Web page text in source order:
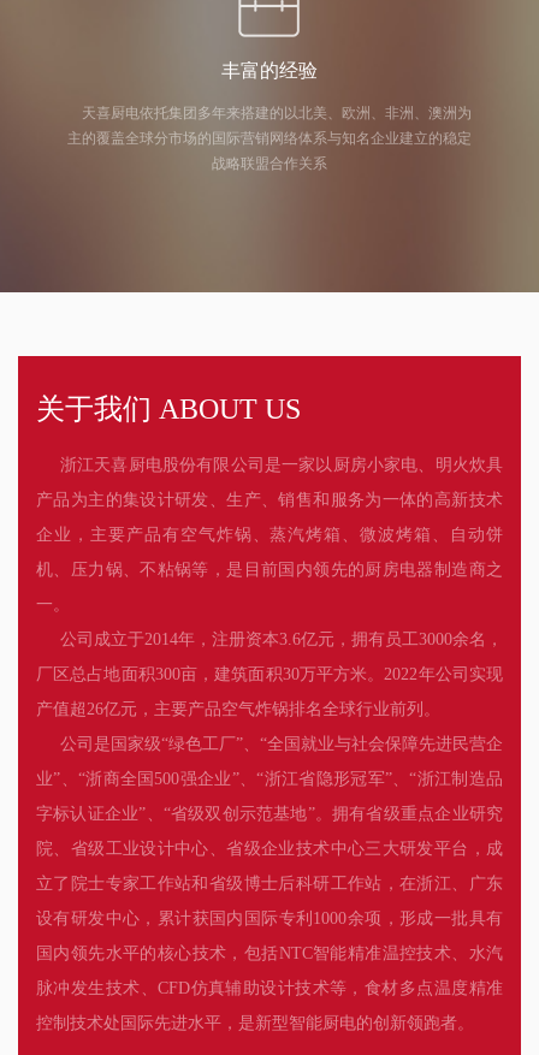
丰富的经验
天喜厨电依托集团多年来搭建的以北美、欧洲、非洲、澳洲为
主的覆盖全球分市场的国际营销网络体系与知名企业建立的稳定
战略联盟合作关系
关于我们 ABOUT US
浙江天喜厨电股份有限公司是一家以厨房小家电、明火炊具
产品为主的集设计研发、生产、销售和服务为一体的高新技术
企业，主要产品有空气炸锅、蒸汽烤箱、微波烤箱、自动饼
机、压力锅、不粘锅等，是目前国内领先的厨房电器制造商之
一。
公司成立于2014年，注册资本3.6亿元，拥有员工3000余名，
厂区总占地面积300亩，建筑面积30万平方米。2022年公司实现
产值超26亿元，主要产品空气炸锅排名全球行业前列。
公司是国家级“绿色工厂”、“全国就业与社会保障先进民营企
业”、“浙商全国500强企业”、“浙江省隐形冠军”、“浙江制造品
字标认证企业”、“省级双创示范基地”。拥有省级重点企业研究
院、省级工业设计中心、省级企业技术中心三大研发平台，成
立了院士专家工作站和省级博士后科研工作站，在浙江、广东
设有研发中心，累计获国内国际专利1000余项，形成一批具有
国内领先水平的核心技术，包括NTC智能精准温控技术、水汽
脉冲发生技术、CFD仿真辅助设计技术等，食材多点温度精准
控制技术处国际先进水平，是新型智能厨电的创新领跑者。